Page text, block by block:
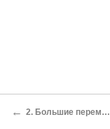
← 2. Большие перемены